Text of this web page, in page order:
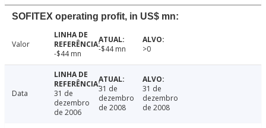
SOFITEX operating profit, in US$ mn:
Valor
-$44 mn
-$44 mn >0
Data
31 de
dezembro
de 2006
31 de
dezembro
de 2008
31 de
dezembro
de 2008